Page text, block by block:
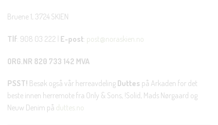
Bruene 1, 3724 SKIEN
Tlf: 908 03 222 | E-post: post@noraskien.no
ORG.NR 820 733 142 MVA
PSST! Besøk også vår herreavdeling Duttes på Arkaden for det
beste innen herremote fra Only & Sons, !Solid, Mads Nørgaard og
Neuw Denim på duttes.no